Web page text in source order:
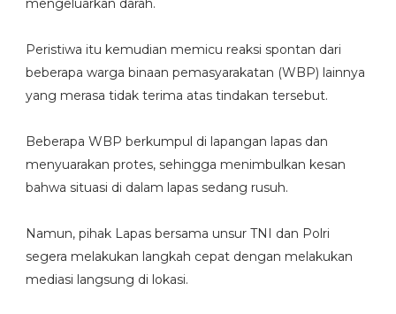
mengeluarkan darah.
Peristiwa itu kemudian memicu reaksi spontan dari
beberapa warga binaan pemasyarakatan (WBP) lainnya
yang merasa tidak terima atas tindakan tersebut.
Beberapa WBP berkumpul di lapangan lapas dan
menyuarakan protes, sehingga menimbulkan kesan
bahwa situasi di dalam lapas sedang rusuh.
Namun, pihak Lapas bersama unsur TNI dan Polri
segera melakukan langkah cepat dengan melakukan
mediasi langsung di lokasi.